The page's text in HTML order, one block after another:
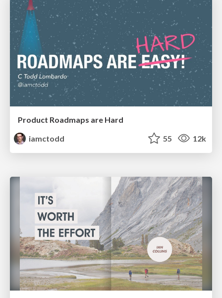
Product Roadmaps are Hard
iamctodd
55 12k